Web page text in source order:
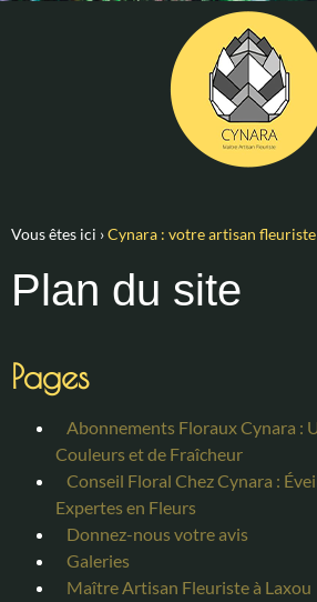
Vous êtes ici ›Cynara : votre artisan fleuriste
Plan du site
Pages
Abonnements Floraux Cynara :
Couleurs et de Fraîcheur
Conseil Floral Chez Cynara :
Expertes en Fleurs
Donnez-nous votre avis
Galeries
Maître Artisan Fleuriste à Laxou